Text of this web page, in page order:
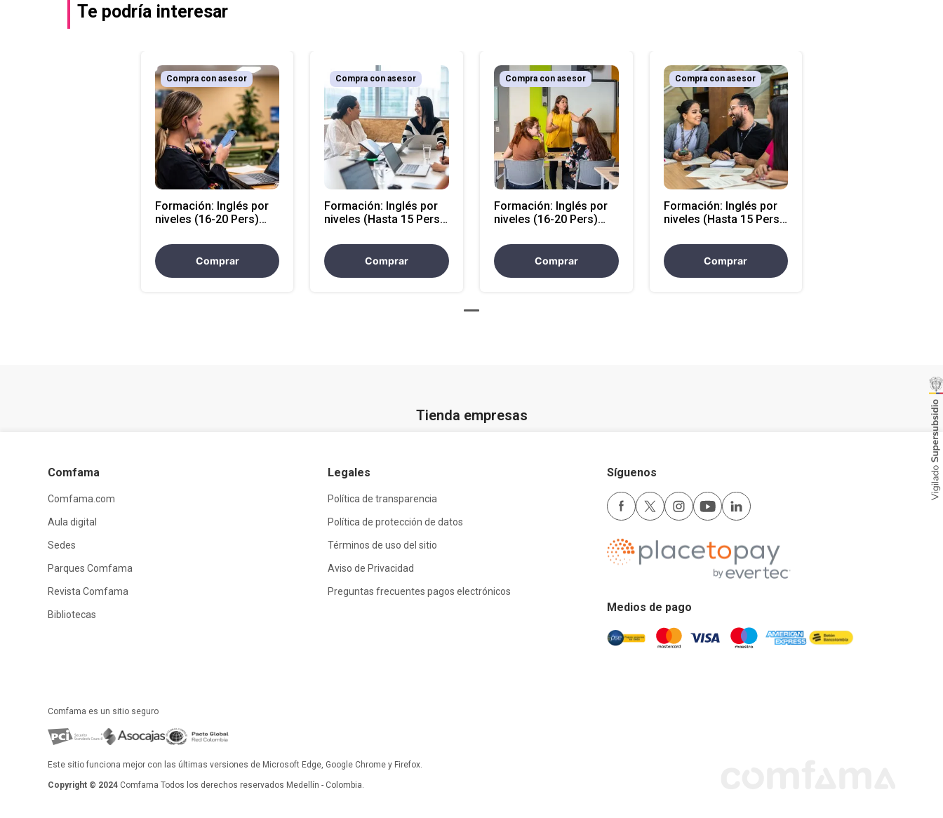
Te podría interesar
Formación: Inglés por
niveles (16-20 Pers)
Comprar
Compra con asesor
Formación: Inglés por
niveles (Hasta 15 Pers)
Comprar
Compra con asesor
Formación: Inglés por
niveles (16-20 Pers)
Comprar
Compra con asesor
Formación: Inglés por
niveles (Hasta 15 Pers)
Comprar
Compra con asesor
Tienda empresas
Comfama
Comfama.com
Aula digital
Sedes
Parques Comfama
Revista Comfama
Bibliotecas
Legales
Política de transparencia
Política de protección de datos
Términos de uso del sitio
Aviso de Privacidad
Preguntas frecuentes pagos electrónicos
Síguenos
Medios de pago
Comfama es un sitio seguro
Este sitio funciona mejor con las últimas versiones de Microsoft Edge, Google Chrome y Firefox.
Copyright © 2024 Comfama Todos los derechos reservados Medellín - Colombia.